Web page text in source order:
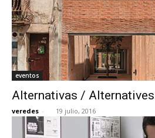
eventos
Alternativas /
veredes - 19 julio, 2016